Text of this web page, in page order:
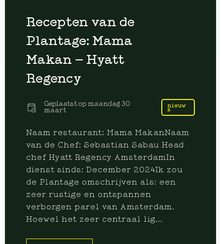
Recepten van de
Plantage: Mama
Makan – Hyatt
Regency
Geplaatst op maandag 30
maart
nieuw
s
Naam restaurant: Mama MakanNaam
van de Chef: Sebastian Sabau Head
chef Hyatt Regency AmsterdamIn
dienst sinds: December 2024Ik zou
de Plantage omschrijven als: een
zeer rustige en ontspannen
verborgen parel van Amsterdam.
Hoewel het zeer centraal lig...